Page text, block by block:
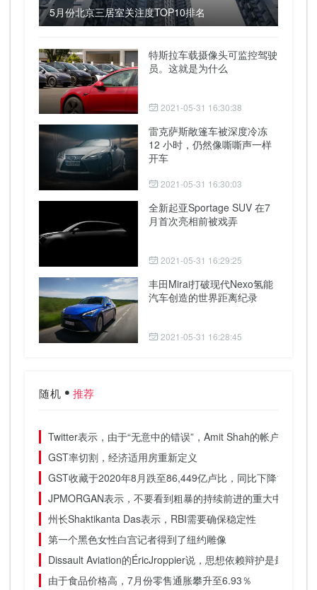
5月份北京三居室关注度TOP10排名
特斯拉车载摄像头可监控驾驶
员。这就是为什么
2021-05-31 16:30:38
雷克萨斯敞篷车被深度冷冻
12 小时，仍然像嘶嘶声一样
开车
2021-05-31 16:30:03
全新起亚Sportage SUV 在7
月首次亮相前被戏弄
2021-05-31 16:29:25
丰田Mirai打破现代Nexo氢能
汽车创造的世界距离纪录
2021-05-31 16:28:45
随机 推荐
Twitter表示，由于“无意中的错误”，Amit Shah的帐户被暂时
GST率切割，经济适用房重新定义
GST收藏于2020年8月跌至86,449亿卢比，同比下降12％
JPMORGAN表示，不要看到粗暴的持续前进的重大中断
州长Shaktikanta Das表示，RBI需要确保稳定性
第一个黑色女性白宫记者得到了纽约雕像
Dissault Aviation的ÉricJroppier说，思想依赖辩护是最能提
由于食品价格高，7月份零售通胀攀升至6.93％